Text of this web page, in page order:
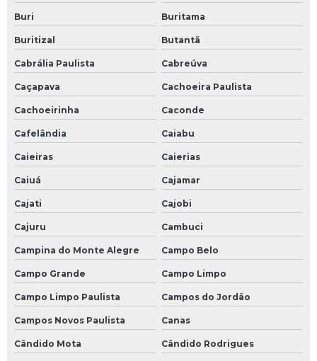
Buri Buritama
Buritizal Butantã
Cabrália Paulista Cabreúva
Caçapava Cachoeira Paulista
Cachoeirinha Caconde
Cafelândia Caiabu
Caieiras Caierias
Caiuá Cajamar
Cajati Cajobi
Cajuru Cambuci
Campina do Monte Alegre Campo Belo
Campo Grande Campo Limpo
Campo Limpo Paulista Campos do Jordão
Campos Novos Paulista Canas
Cândido Mota Cândido Rodrigues